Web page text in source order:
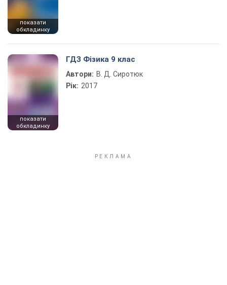
показати
обкладинку
показати
обкладинку
ГДЗ Фізика 9 клас
Автори: В. Д. Сиротюк
Рік: 2017